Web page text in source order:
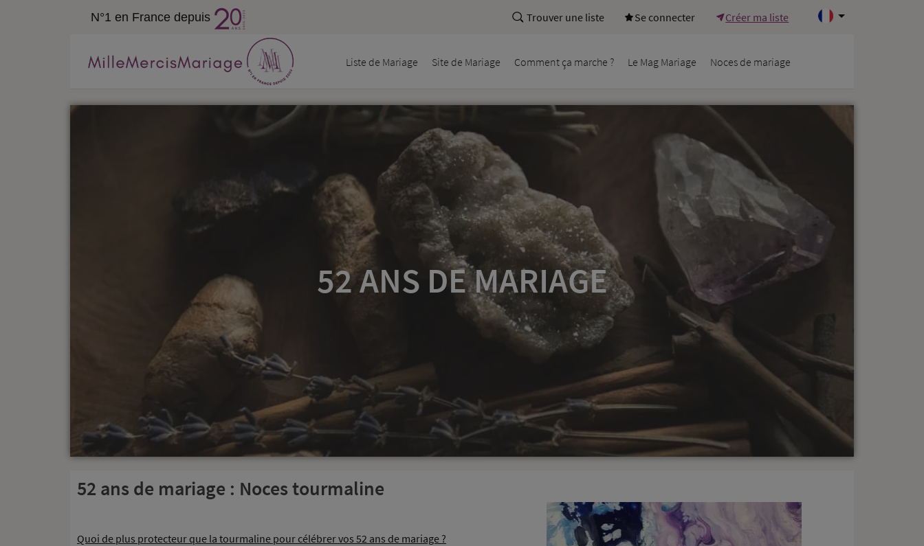
N°1 en France depuis Trouver une liste Se connecter Créer ma liste
Liste de Mariage Site de Mariage Comment ça marche ? Le Mag Mariage Noces de mariage
52 ANS DE MARIAGE
52 ans de mariage : Noces tourmaline
Quoi de plus protecteur que la tourmaline pour célébrer vos 52 ans de mariage ?